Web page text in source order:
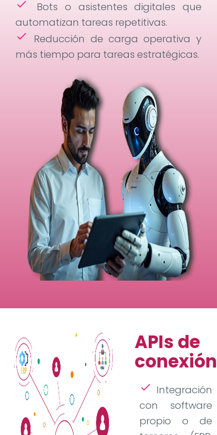
checkBots o asistentes digitales que
automatizan tareas repetitivas.
checkReducción de carga operativa y
más tiempo para tareas estratégicas.
APIs de
conexión
checkIntegración
con software
propio o de